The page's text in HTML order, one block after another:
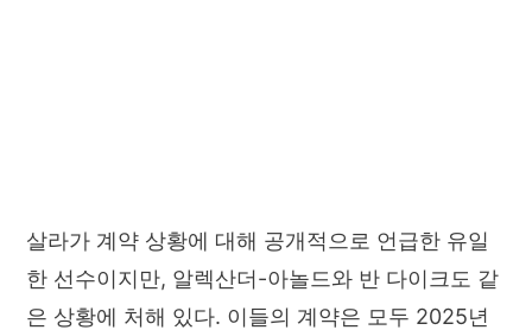
살라가 계약 상황에 대해 공개적으로 언급한 유일
한 선수이지만, 알렉산더-아놀드와 반 다이크도 같
은 상황에 처해 있다. 이들의 계약은 모두 2025년